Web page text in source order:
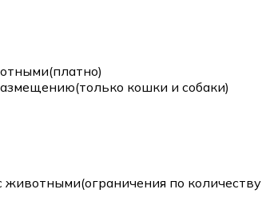
кошки и собаки)
по количеству